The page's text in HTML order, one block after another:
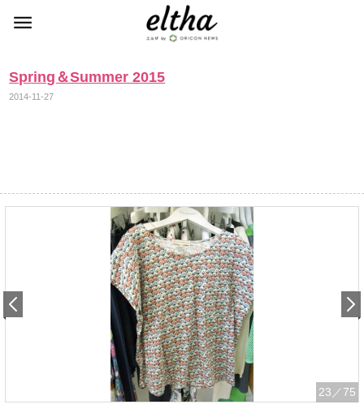
Spring＆Summer 2015
2014-11-27
23 ／75